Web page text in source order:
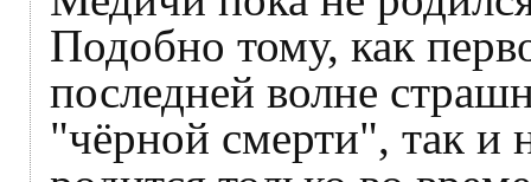
Подобно тому, как
последней волне
"чёрной смерти", так и